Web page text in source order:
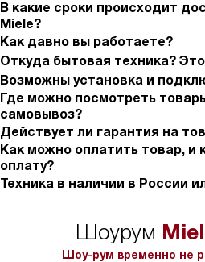
В какие сроки происходит
Miele?
Как давно вы работаете?
Откуда бытовая техника?
Возможны установка и
Где можно посмотреть
самовывоз?
Действует ли гарантия на
Как можно оплатить товар, и
оплату?
Техника в наличии в России
Шоурум
Шоу-рум временно не